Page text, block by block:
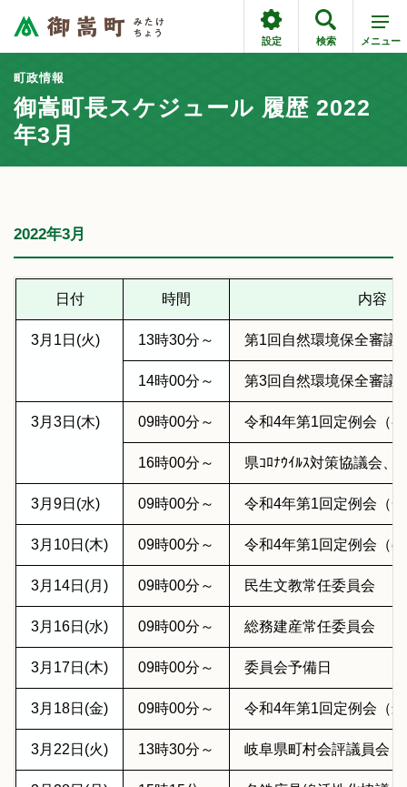
設定 検索 メニュー
町政情報
御嵩町長スケジュール 履歴 2022
年3月
2022年3月
日付 時間 内容
3月1日(火) 13時30分～ 第1回自然環境保全審議
14時00分～ 第3回自然環境保全審議
3月3日(木) 09時00分～ 令和4年第1回定例会（
16時00分～ 県ｺﾛﾅｳｲﾙｽ対策協議会、
3月9日(水) 09時00分～ 令和4年第1回定例会（
3月10日(木) 09時00分～ 令和4年第1回定例会（
3月14日(月) 09時00分～ 民生文教常任委員会
3月16日(水) 09時00分～ 総務建産常任委員会
3月17日(木) 09時00分～ 委員会予備日
3月18日(金) 09時00分～ 令和4年第1回定例会（
3月22日(火) 13時30分～ 岐阜県町村会評議員会